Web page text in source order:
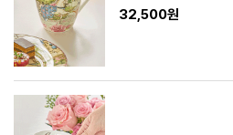
32,500원